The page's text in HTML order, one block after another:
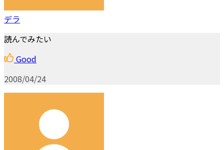
デラ
読んでみたい
Good
2008/04/24